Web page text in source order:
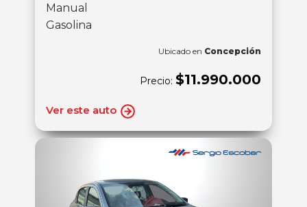
Manual
Gasolina
Ubicado en Concepción
Precio: $11.990.000
Ver este auto